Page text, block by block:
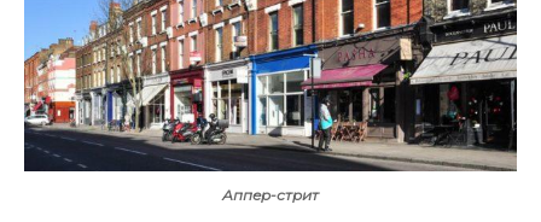
Аппер-стрит